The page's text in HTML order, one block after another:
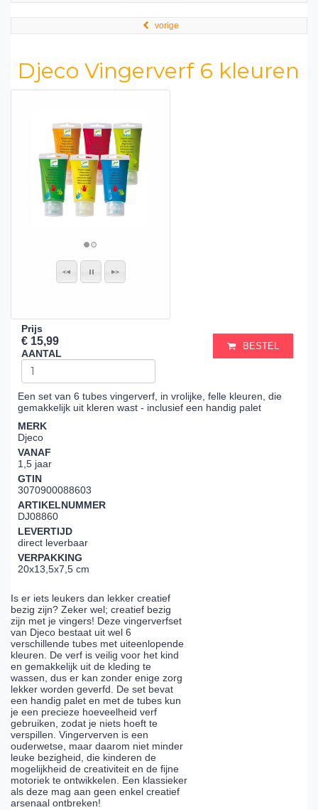
vorige
Djeco Vingerverf 6 kleuren
Prijs
€ 15,99
AANTAL
BESTEL
Een set van 6 tubes vingerverf, in vrolijke, felle kleuren, die
gemakkelijk uit kleren wast - inclusief een handig palet
MERK
Djeco
VANAF
1,5 jaar
GTIN
3070900088603
ARTIKELNUMMER
DJ08860
LEVERTIJD
direct leverbaar
VERPAKKING
20x13,5x7,5 cm
Is er iets leukers dan lekker creatief
bezig zijn? Zeker wel; creatief bezig
zijn met je vingers! Deze vingerverfset
van Djeco bestaat uit wel 6
verschillende tubes met uiteenlopende
kleuren. De verf is veilig voor het kind
en gemakkelijk uit de kleding te
wassen, dus er kan zonder enige zorg
lekker worden geverfd. De set bevat
een handig palet en met de tubes kun
je een precieze hoeveelheid verf
gebruiken, zodat je niets hoeft te
verspillen. Vingerverven is een
ouderwetse, maar daarom niet minder
leuke bezigheid, die kinderen de
mogelijkheid de creativiteit en de fijne
motoriek te ontwikkelen. Een klassieker
als deze mag aan geen enkel creatief
arsenaal ontbreken!